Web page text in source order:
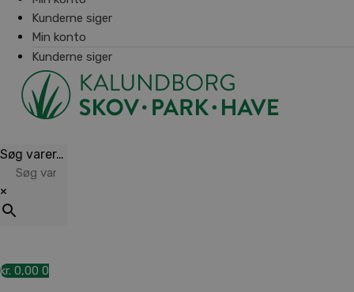
Kunderne siger
Min konto
Kunderne siger
Søg varer…
×
kr. 0,00 0